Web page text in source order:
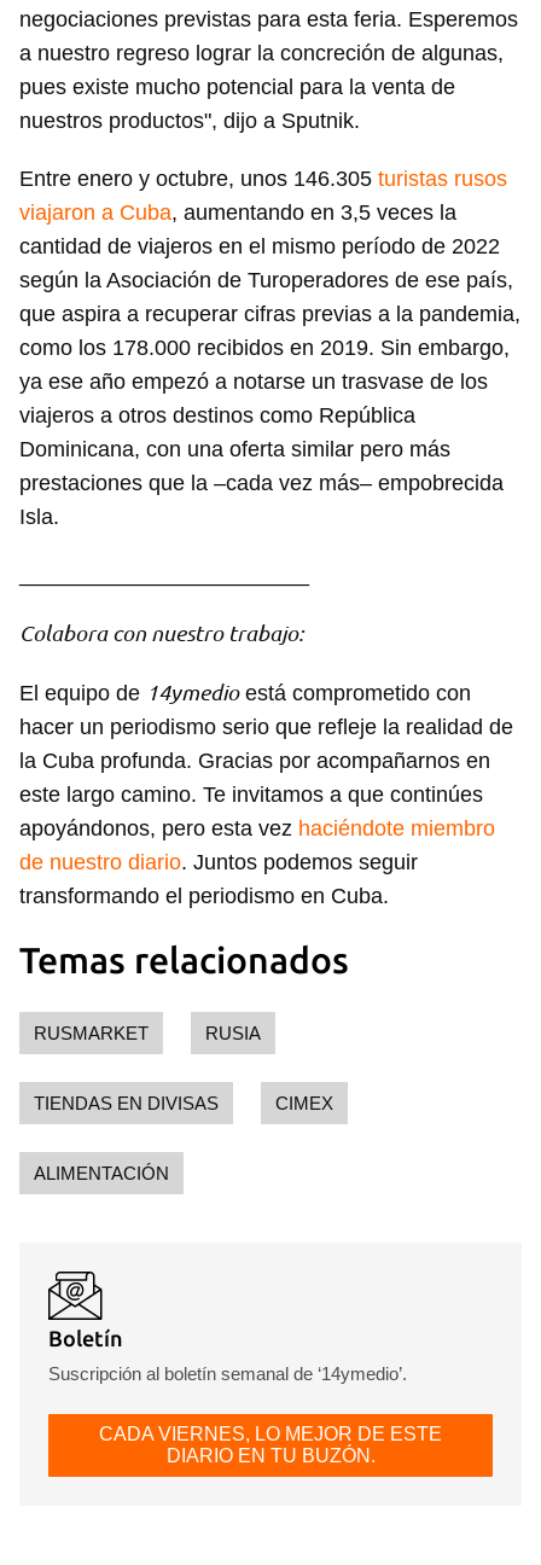
INICIAR SESIÓN CANCELAR
negociaciones previstas para esta feria. Esperemos
a nuestro regreso lograr la concreción de algunas,
pues existe mucho potencial para la venta de
nuestros productos", dijo a Sputnik.
Entre enero y octubre, unos 146.305 turistas rusos
viajaron a Cuba, aumentando en 3,5 veces la
cantidad de viajeros en el mismo período de 2022
según la Asociación de Turoperadores de ese país,
que aspira a recuperar cifras previas a la pandemia,
como los 178.000 recibidos en 2019. Sin embargo,
ya ese año empezó a notarse un trasvase de los
viajeros a otros destinos como República
Dominicana, con una oferta similar pero más
prestaciones que la –cada vez más– empobrecida
Isla.
Colabora con nuestro trabajo:
El equipo de 14ymedioestá comprometido con
hacer un periodismo serio que refleje la realidad de
la Cuba profunda. Gracias por acompañarnos en
este largo camino. Te invitamos a que continúes
apoyándonos, pero esta vez haciéndote miembro
de nuestro diario. Juntos podemos seguir
transformando el periodismo en Cuba.
Temas relacionados
RUSMARKET RUSIA
TIENDAS EN DIVISAS CIMEX
ALIMENTACIÓN
Boletín
Suscripción al boletín semanal de ‘14ymedio’.
CADA VIERNES, LO MEJOR DE ESTE
DIARIO EN TU BUZÓN.